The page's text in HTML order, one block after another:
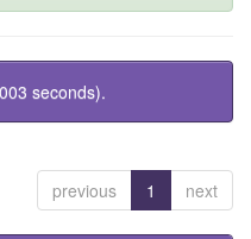
seconds).
previous 1 next